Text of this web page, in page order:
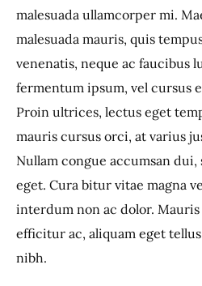
malesuada ullamcorper mi.
malesuada mauris, quis
venenatis, neque ac faucibus
fermentum ipsum, vel cursus
Proin ultrices, lectus eget
mauris cursus orci, at varius
Nullam congue accumsan
eget. Cura bitur vitae magna
interdum non ac dolor.
efficitur ac, aliquam eget
nibh.